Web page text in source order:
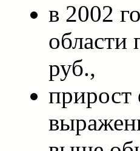
в 2002
области
руб.,
прирост